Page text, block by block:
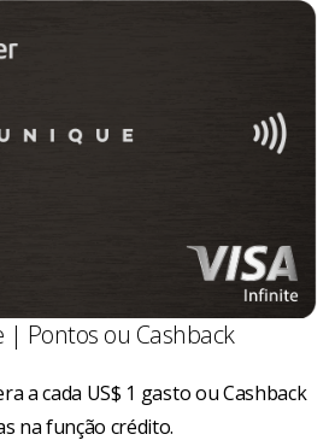
Pontos ou Cashback
a cada US$ 1 gasto ou Cashback
na função crédito.